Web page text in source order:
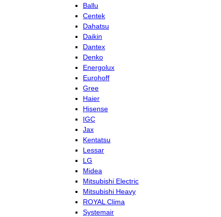
Ballu
Centek
Dahatsu
Daikin
Dantex
Denko
Energolux
Eurohoff
Gree
Haier
Hisense
IGC
Jax
Kentatsu
Lessar
LG
Midea
Mitsubishi Electric
Mitsubishi Heavy
ROYAL Clima
Systemair